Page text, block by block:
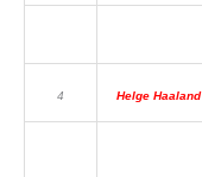
4 Helge Haaland